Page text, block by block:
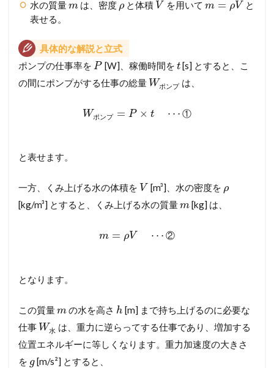
水の質量mは、密度 ρと体積 V を用いて m = ρV と
表せる。
具体的な解説と立式
ポンプの仕事率を P [W]、稼働時間を t[s] とすると、こ
の間にポンプがする仕事の総量 Wポンプ は、
Wポンプ = P × t ⋯ ①
と表せます。
一方、くみ上げる水の体積を V [m³]、水の密度を ρ
[kg/m³] とすると、くみ上げる水の質量m [kg] は、
m = ρV ⋯ ②
となります。
この質量mの水を高さ h [m] まで持ち上げるのに必要な
仕事 W水 は、重力に逆らってする仕事であり、増加する
位置エネルギーに等しくなります。重力加速度の大きさ
を g[m/s²] とすると、